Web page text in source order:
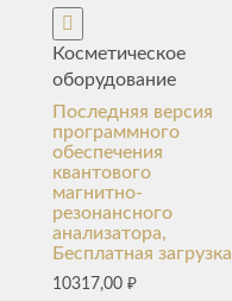
Косметическое
оборудование
Последняя версия
программного
обеспечения
квантового
магнитно-
резонансного
анализатора,
Бесплатная загрузка
10317,00₽